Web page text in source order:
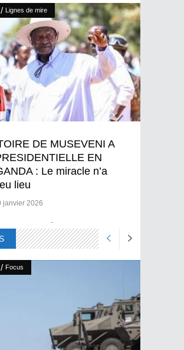
/ Lignes de mire
DE MUSEVENI A
EN
: Le miracle n’a
lieu
janvier 2026
/ Focus